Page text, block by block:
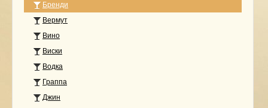
Бренди
Вермут
Вино
Виски
Водка
Граппа
Джин